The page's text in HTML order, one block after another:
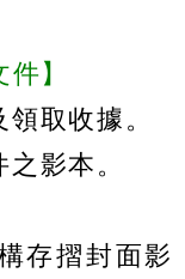
】
取收據。
影本。
存摺封面影